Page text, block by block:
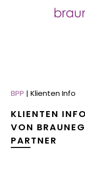
BPP |Klienten Info
KLIENTEN INFO
VON
PARTNER